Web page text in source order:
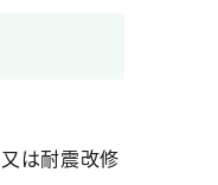
は耐震改修